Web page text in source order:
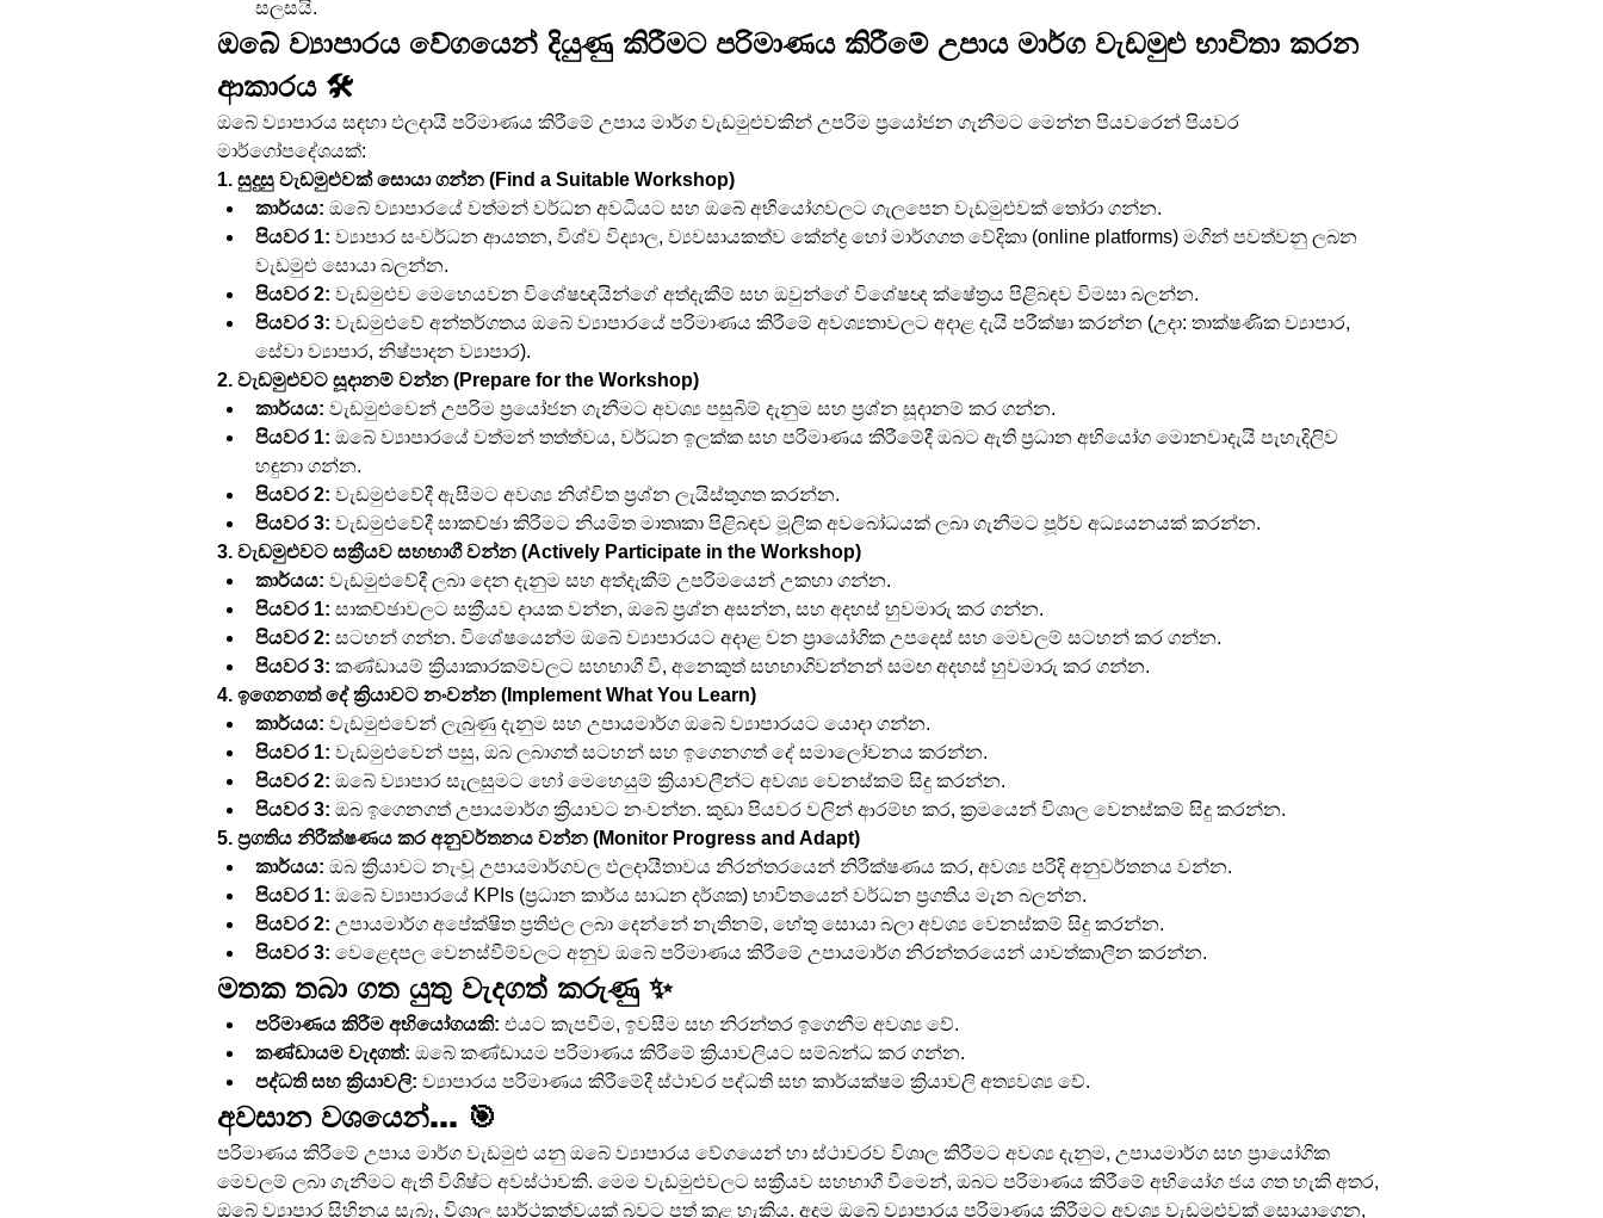
සලසයි.
ඔබේ ව්‍යාපාරය වේගයෙන් දියුණු කිරීමට පරිමාණය කිරීමේ උපාය මාර්ග වැඩමුළු භාවිතා කරන
ආකාරය 🛠️
ඔබේ ව්‍යාපාරය සඳහා ඵලදායී පරිමාණය කිරීමේ උපාය මාර්ග වැඩමුළුවකින් උපරිම ප්‍රයෝජන ගැනීමට මෙන්න පියවරෙන් පියවර
මාර්ගෝපදේශයක්:
1. සුදුසු වැඩමුළුවක් සොයා ගන්න (Find a Suitable Workshop)
කාර්යය: ඔබේ ව්‍යාපාරයේ වත්මන් වර්ධන අවධියට සහ ඔබේ අභියෝගවලට ගැලපෙන වැඩමුළුවක් තෝරා ගන්න.
පියවර 1: ව්‍යාපාර සංවර්ධන ආයතන, විශ්ව විද්‍යාල, ව්‍යවසායකත්ව කේන්ද්‍ර හෝ මාර්ගගත වේදිකා (online platforms) මගින් පවත්වනු ලබන
වැඩමුළු සොයා බලන්න.
පියවර 2: වැඩමුළුව මෙහෙයවන විශේෂඥයින්ගේ අත්දැකීම් සහ ඔවුන්ගේ විශේෂඥ ක්ෂේත්‍රය පිළිබඳව විමසා බලන්න.
පියවර 3: වැඩමුළුවේ අන්තර්ගතය ඔබේ ව්‍යාපාරයේ පරිමාණය කිරීමේ අවශ්‍යතාවලට අදාළ දැයි පරීක්ෂා කරන්න (උදා: තාක්ෂණික ව්‍යාපාර,
සේවා ව්‍යාපාර, නිෂ්පාදන ව්‍යාපාර).
2. වැඩමුළුවට සූදානම් වන්න (Prepare for the Workshop)
කාර්යය: වැඩමුළුවෙන් උපරිම ප්‍රයෝජන ගැනීමට අවශ්‍ය පසුබිම් දැනුම සහ ප්‍රශ්න සූදානම් කර ගන්න.
පියවර 1: ඔබේ ව්‍යාපාරයේ වත්මන් තත්ත්වය, වර්ධන ඉලක්ක සහ පරිමාණය කිරීමේදී ඔබට ඇති ප්‍රධාන අභියෝග මොනවාදැයි පැහැදිලිව
හඳුනා ගන්න.
පියවර 2: වැඩමුළුවේදී ඇසීමට අවශ්‍ය නිශ්චිත ප්‍රශ්න ලැයිස්තුගත කරන්න.
පියවර 3: වැඩමුළුවේදී සාකච්ඡා කිරීමට නියමිත මාතෘකා පිළිබඳව මූලික අවබෝධයක් ලබා ගැනීමට පූර්ව අධ්‍යයනයක් කරන්න.
3. වැඩමුළුවට සක්‍රීයව සහභාගී වන්න (Actively Participate in the Workshop)
කාර්යය: වැඩමුළුවේදී ලබා දෙන දැනුම සහ අත්දැකීම් උපරිමයෙන් උකහා ගන්න.
පියවර 1: සාකච්ඡාවලට සක්‍රීයව දායක වන්න, ඔබේ ප්‍රශ්න අසන්න, සහ අදහස් හුවමාරු කර ගන්න.
පියවර 2: සටහන් ගන්න. විශේෂයෙන්ම ඔබේ ව්‍යාපාරයට අදාළ වන ප්‍රායෝගික උපදෙස් සහ මෙවලම් සටහන් කර ගන්න.
පියවර 3: කණ්ඩායම් ක්‍රියාකාරකම්වලට සහභාගී වී, අනෙකුත් සහභාගිවන්නන් සමඟ අදහස් හුවමාරු කර ගන්න.
4. ඉගෙනගත් දේ ක්‍රියාවට නංවන්න (Implement What You Learn)
කාර්යය: වැඩමුළුවෙන් ලැබුණු දැනුම සහ උපායමාර්ග ඔබේ ව්‍යාපාරයට යොදා ගන්න.
පියවර 1: වැඩමුළුවෙන් පසු, ඔබ ලබාගත් සටහන් සහ ඉගෙනගත් දේ සමාලෝචනය කරන්න.
පියවර 2: ඔබේ ව්‍යාපාර සැලසුමට හෝ මෙහෙයුම් ක්‍රියාවලීන්ට අවශ්‍ය වෙනස්කම් සිදු කරන්න.
පියවර 3: ඔබ ඉගෙනගත් උපායමාර්ග ක්‍රියාවට නංවන්න. කුඩා පියවර වලින් ආරම්භ කර, ක්‍රමයෙන් විශාල වෙනස්කම් සිදු කරන්න.
5. ප්‍රගතිය නිරීක්ෂණය කර අනුවර්තනය වන්න (Monitor Progress and Adapt)
කාර්යය: ඔබ ක්‍රියාවට නැංවූ උපායමාර්ගවල ඵලදායීතාවය නිරන්තරයෙන් නිරීක්ෂණය කර, අවශ්‍ය පරිදි අනුවර්තනය වන්න.
පියවර 1: ඔබේ ව්‍යාපාරයේ KPIs (ප්‍රධාන කාර්ය සාධන දර්ශක) භාවිතයෙන් වර්ධන ප්‍රගතිය මැන බලන්න.
පියවර 2: උපායමාර්ග අපේක්ෂිත ප්‍රතිඵල ලබා දෙන්නේ නැතිනම්, හේතු සොයා බලා අවශ්‍ය වෙනස්කම් සිදු කරන්න.
පියවර 3: වෙළෙඳපල වෙනස්වීම්වලට අනුව ඔබේ පරිමාණය කිරීමේ උපායමාර්ග නිරන්තරයෙන් යාවත්කාලීන කරන්න.
මතක තබා ගත යුතු වැදගත් කරුණු ✨
පරිමාණය කිරීම අභියෝගයකි: එයට කැපවීම, ඉවසීම සහ නිරන්තර ඉගෙනීම අවශ්‍ය වේ.
කණ්ඩායම වැදගත්: ඔබේ කණ්ඩායම පරිමාණය කිරීමේ ක්‍රියාවලියට සම්බන්ධ කර ගන්න.
පද්ධති සහ ක්‍රියාවලි: ව්‍යාපාරය පරිමාණය කිරීමේදී ස්ථාවර පද්ධති සහ කාර්යක්ෂම ක්‍රියාවලි අත්‍යවශ්‍ය වේ.
අවසාන වශයෙන්... 🎯
පරිමාණය කිරීමේ උපාය මාර්ග වැඩමුළු යනු ඔබේ ව්‍යාපාරය වේගයෙන් හා ස්ථාවරව විශාල කිරීමට අවශ්‍ය දැනුම, උපායමාර්ග සහ ප්‍රායෝගික
මෙවලම් ලබා ගැනීමට ඇති විශිෂ්ට අවස්ථාවකි. මෙම වැඩමුළුවලට සක්‍රීයව සහභාගී වීමෙන්, ඔබට පරිමාණය කිරීමේ අභියෝග ජය ගත හැකි අතර,
ඔබේ ව්‍යාපාර සිහිනය සැබෑ, විශාල සාර්ථකත්වයක් බවට පත් කළ හැකිය. අදම ඔබේ ව්‍යාපාරය පරිමාණය කිරීමට අවශ්‍ය වැඩමුළුවක් සොයාගෙන,